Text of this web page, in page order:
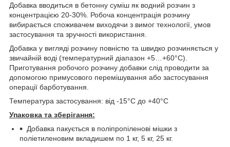
Добавка вводиться в бетонну суміш як водний розчин з
концентрацією 20-30%. Робоча концентрація розчину
вибирається споживачем виходячи з вимог технології, умов
застосування та зручності використання.
Добавка у вигляді розчину повністю та швидко розчиняється у
звичайній воді (температурний діапазон +5…+60°С).
Приготування робочого розчину добавки слід проводити за
допомогою примусового перемішування або застосування
операції барботування.
Температура застосування: від -15°С до +40°С
Упаковка та зберігання:
Добавка пакується в поліпропіленові мішки з
поліетиленовим вкладишем по 1 кг, 5 кг, 25 кг.